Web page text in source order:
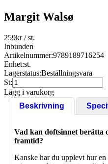
Margit Walsø
259kr/ st.
Inbunden
Artikelnummer:9789189716254
Enhet:st.
Lagerstatus:Beställningsvara
St:
Lägg i varukorg
Beskrivning
Vad kan doftsinnet berätta
framtid?
Kanske har du upplevt hur